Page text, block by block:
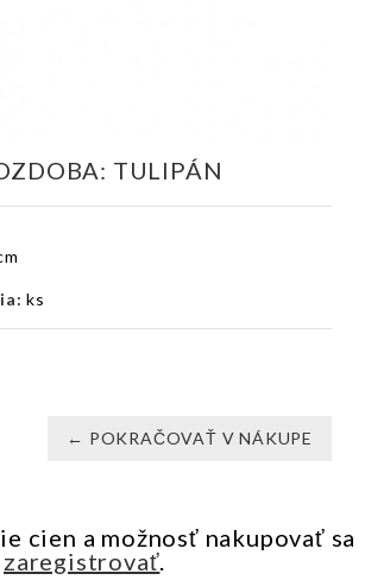
TULIPÁN
ks
← POKRAČOVAŤ V NÁKUPE
cien a možnosť nakupovať sa
zaregistrovať.